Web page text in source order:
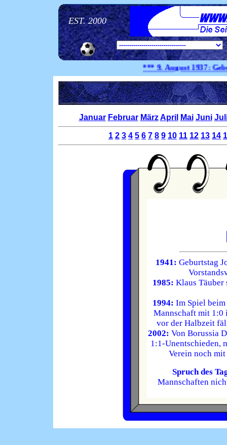
EST. 2000
*** 9. August1937:
Januar Februar März April Mai Juni
1 2 3 4 5 6 7 8 9 10 11 12 13 14
1941: Geburtstag
1985: Klaus Täuber
1994: Im Spiel
Mannschaft mit 1:0
vor der Halbzeit
2002: Von Borussia
1:1-Unentschieden,
Verein noch
Spruch des
Mannschaften